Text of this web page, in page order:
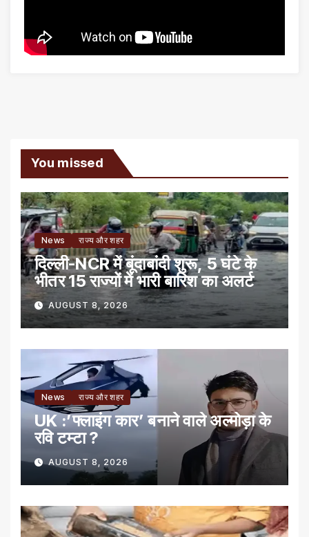
You missed
News राज्य और शहर
दिल्ली-NCR में बूंदाबांदी शुरू, 5 घंटे के
भीतर 15 राज्यों में भारी बारिश का अलर्ट
AUGUST 8, 2026
News राज्य और शहर
UK :’फ्लाइंग कार’ बनाने वाले अल्मोड़ा के
रवि टम्टा ?
AUGUST 8, 2026